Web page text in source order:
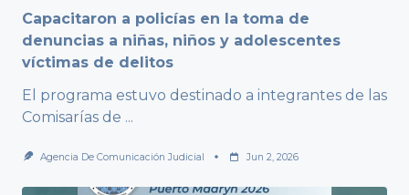
Capacitaron a policías en la toma de
denuncias a niñas, niños y adolescentes
víctimas de delitos
El programa estuvo destinado a integrantes de las
Comisarías de ...
Agencia De Comunicación Judicial Jun 2, 2026